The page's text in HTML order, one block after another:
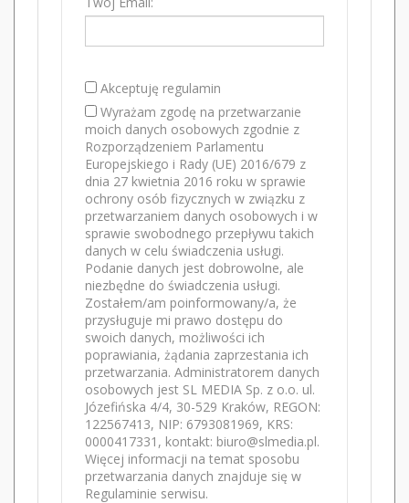
Akceptuję regulamin
Wyrażam zgodę na przetwarzanie
moich danych osobowych zgodnie z
Rozporządzeniem Parlamentu
Europejskiego i Rady (UE) 2016/679 z
dnia 27 kwietnia 2016 roku w sprawie
ochrony osób fizycznych w związku z
przetwarzaniem danych osobowych i w
sprawie swobodnego przepływu takich
danych w celu świadczenia usługi.
Podanie danych jest dobrowolne, ale
niezbędne do świadczenia usługi.
Zostałem/am poinformowany/a, że
przysługuje mi prawo dostępu do
swoich danych, możliwości ich
poprawiania, żądania zaprzestania ich
przetwarzania. Administratorem danych
osobowych jest SL MEDIA Sp. z o.o. ul.
Józefińska 4/4, 30-529 Kraków, REGON:
122567413, NIP: 6793081969, KRS:
0000417331, kontakt: biuro@slmedia.pl.
Więcej informacji na temat sposobu
przetwarzania danych znajduje się w
Regulaminie serwisu.